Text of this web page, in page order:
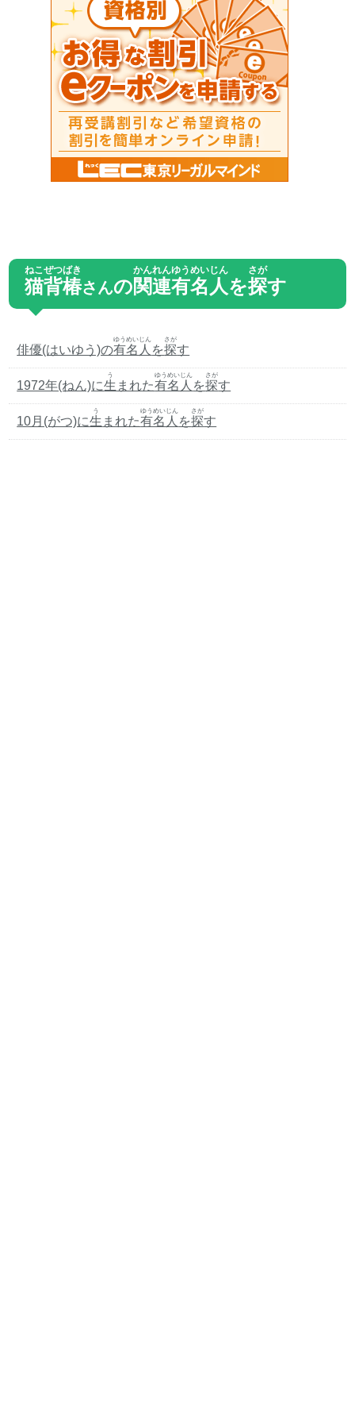
猫背椿
ねこぜつばき
さんの関連
かんれん
有名人
ゆうめいじん
を探
さが
す
俳優(はいゆう)の有名人
ゆうめいじん
を探
さが
す
1972年(ねん)に生
う
まれた有名人
ゆうめいじん
を探
さが
す
10月(がつ)に生
う
まれた有名人
ゆうめいじん
を探
さが
す